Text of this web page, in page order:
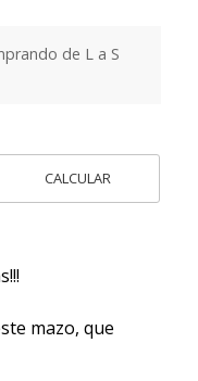
de L a S
CALCULAR
mazo, que